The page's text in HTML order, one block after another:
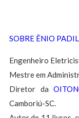
SOBRE ÊNIO
Engenheiro
Mestre em
Diretor da
Camboriú-SC.